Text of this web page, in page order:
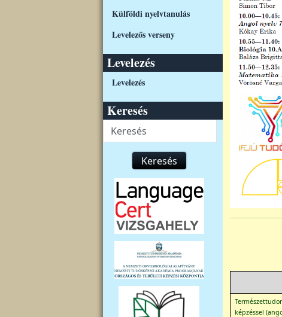
Külföldi nyelvtanulás
Levelezős verseny
Levelezés
Levelezés
Keresés
Keresés
Keresés
képzéssel